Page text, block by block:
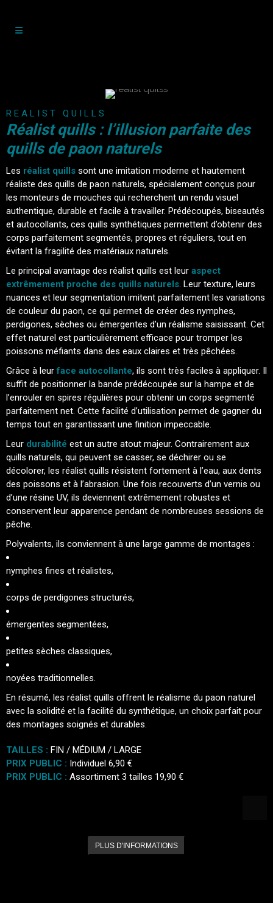
REALIST QUILLS
Réalist quills : l’illusion parfaite des
quills de paon naturels
Les réalist quills sont une imitation moderne et hautement
réaliste des quills de paon naturels, spécialement conçus pour
les monteurs de mouches qui recherchent un rendu visuel
authentique, durable et facile à travailler. Prédécoupés, biseautés
et autocollants, ces quills synthétiques permettent d’obtenir des
corps parfaitement segmentés, propres et réguliers, tout en
évitant la fragilité des matériaux naturels.
Le principal avantage des réalist quills est leur aspect
extrêmement proche des quills naturels. Leur texture, leurs
nuances et leur segmentation imitent parfaitement les variations
de couleur du paon, ce qui permet de créer des nymphes,
perdigones, sèches ou émergentes d’un réalisme saisissant. Cet
effet naturel est particulièrement efficace pour tromper les
poissons méfiants dans des eaux claires et très pêchées.
Grâce à leurface autocollante, ils sont très faciles à appliquer. Il
suffit de positionner la bande prédécoupée sur la hampe et de
l’enrouler en spires régulières pour obtenir un corps segmenté
parfaitement net. Cette facilité d’utilisation permet de gagner du
temps tout en garantissant une finition impeccable.
Leur durabilité est un autre atout majeur. Contrairement aux
quills naturels, qui peuvent se casser, se déchirer ou se
décolorer, les réalist quills résistent fortement à l’eau, aux dents
des poissons et à l’abrasion. Une fois recouverts d’un vernis ou
d’une résine UV, ils deviennent extrêmement robustes et
conservent leur apparence pendant de nombreuses sessions de
pêche.
Polyvalents, ils conviennent à une large gamme de montages :
nymphes fines et réalistes,
corps de perdigones structurés,
émergentes segmentées,
petites sèches classiques,
noyées traditionnelles.
En résumé, les réalist quills offrent le réalisme du paon naturel
avec la solidité et la facilité du synthétique, un choix parfait pour
des montages soignés et durables.
TAILLES : FIN / MÉDIUM / LARGE
PRIX PUBLIC : Individuel 6,90 €
PRIX PUBLIC : Assortiment 3 tailles 19,90 €
PLUS D'INFORMATIONS